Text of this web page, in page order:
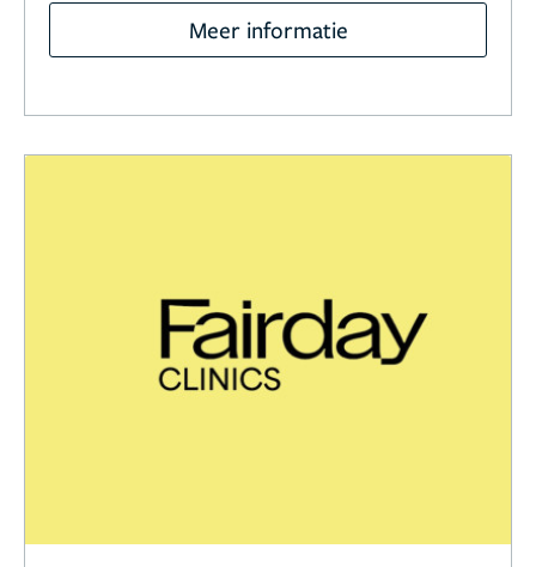
Meer informatie